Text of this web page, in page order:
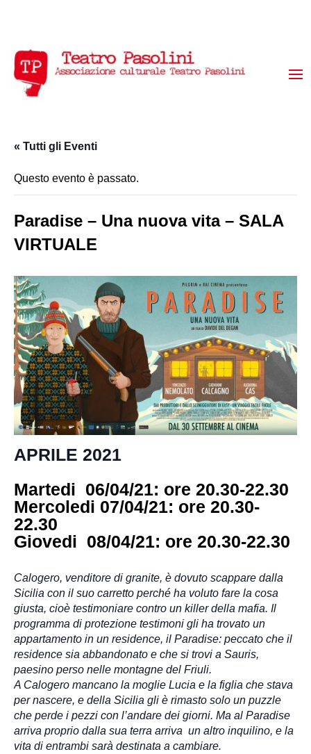
« Tutti gli Eventi
Questo evento è passato.
Paradise – Una nuova vita – SALA
VIRTUALE
APRILE 2021
Martedi 06/04/21: ore 20.30-22.30
Mercoledi 07/04/21: ore 20.30-
22.30
Giovedi 08/04/21: ore 20.30-22.30
Calogero, venditore di granite, è dovuto scappare dalla
Sicilia con il suo carretto perché ha voluto fare la cosa
giusta, cioè testimoniare contro un killer della mafia. Il
programma di protezione testimoni gli ha trovato un
appartamento in un residence, il Paradise: peccato che il
residence sia abbandonato e che si trovi a Sauris,
paesino perso nelle montagne del Friuli.
A Calogero mancano la moglie Lucia e la figlia che stava
per nascere, e della Sicilia gli è rimasto solo un puzzle
che perde i pezzi con l’andare dei giorni. Ma al Paradise
arriva proprio dalla sua terra arriva un altro inquilino, e la
vita di entrambi sarà destinata a cambiare.